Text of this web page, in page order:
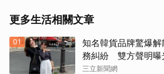
更多生活相關文章
01
知名韓貨品牌驚爆
務糾紛 雙方聲明曝
三立新聞網